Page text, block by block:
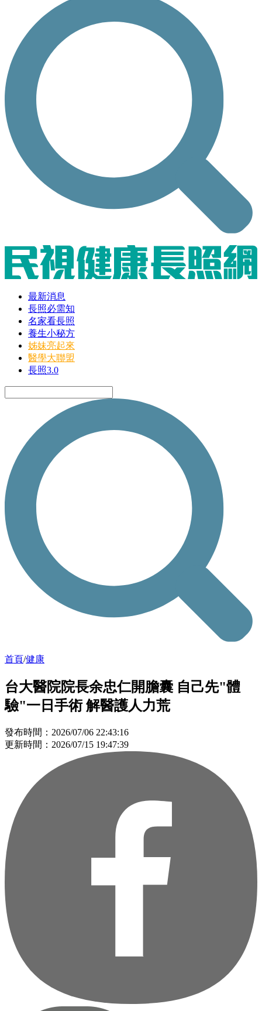
最新消息
長照必需知
名家看長照
養生小秘方
姊妹亮起來
醫學大聯盟
長照3.0
首頁/健康
台大醫院院長余忠仁開膽囊 自己先"體
驗"一日手術 解醫護人力荒
發布時間：2026/07/06 22:43:16
更新時間：2026/07/15 19:47:39